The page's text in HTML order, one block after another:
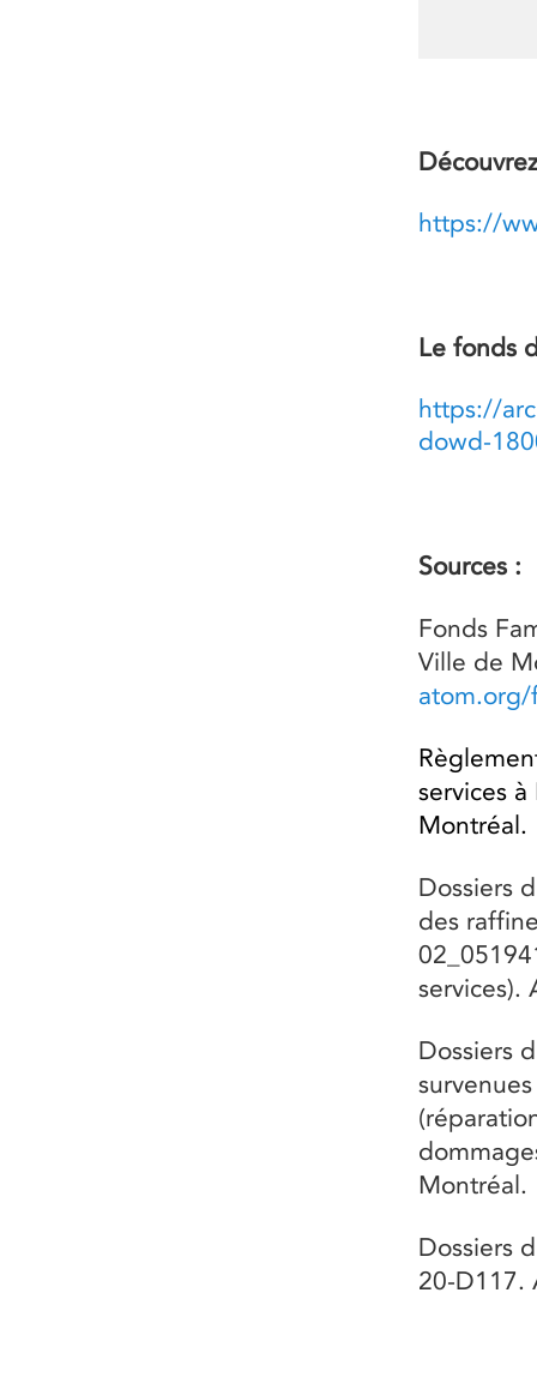
https://
Le fonds
https://
dowd-
Sources :
Fonds
Ville de
services
Montréal.
Dossiers
des
services).
Dossiers
Montréal.
Dossiers
20-D117.